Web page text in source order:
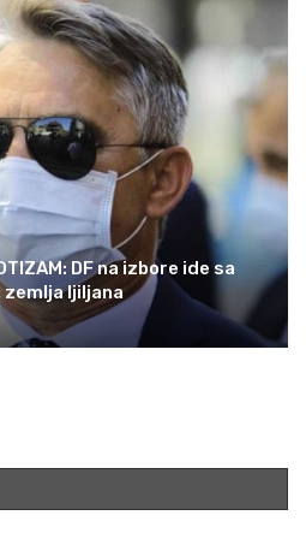
DF na izbore ide sa
zemlja ljiljana